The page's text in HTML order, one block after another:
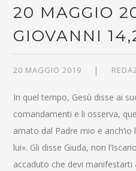
20 MAGGIO
GIOVANNI
20 MAGGIO 2019
In quel tempo, Gesù disse ai
comandamenti e li osserva,
amato dal Padre mio e
lui». Gli disse Giuda, non
accaduto che devi